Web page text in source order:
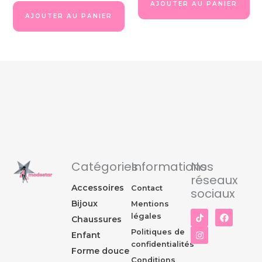
AJOUTER AU PANIER
AJOUTER AU PANIER
Catégories
Accessoires
Bijoux
Chaussures
Enfant
Forme douce
Informations
Contact
Mentions
légales
Politiques de
confidentialités
Conditions
Nos
réseaux
sociaux
F
a
c
I
n
s
t
a